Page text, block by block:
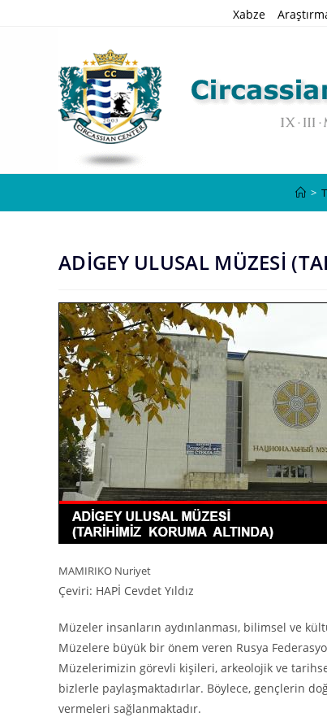
Xabze
>
ADİGEY ULUSAL MÜZESİ
MAMIRIKO Nuriyet
Çeviri: HAPİ Cevdet Yıldız
Müzeler insanların aydınlanması, bilimsel ve
Müzelere büyük bir önem veren Rusya
Müzelerimizin görevli kişileri, arkeolojik ve
bizlerle paylaşmaktadırlar. Böylece, gençlerin
vermeleri sağlanmaktadır.